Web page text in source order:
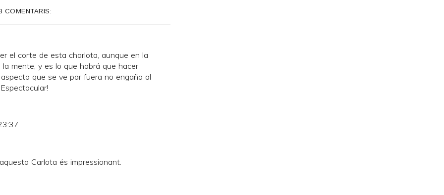
COMENTARIS:
el corte de esta charlota, aunque en la
mente, y es lo que habrá que hacer
que se ve por fuera no engaña al
Carlota és impressionant.